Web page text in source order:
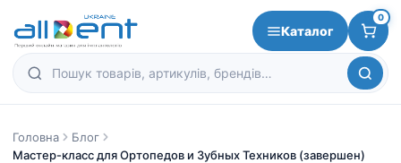
Каталог
0
Головна
Блог
Мастер-класс для Ортопедов и Зубных Техников (завершен)